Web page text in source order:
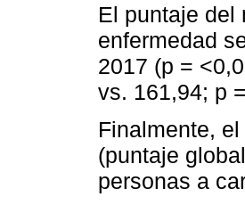
El puntaje del
enfermedad
2017 (p =
vs. 161,94; p
Finalmente,
(puntaje
personas a